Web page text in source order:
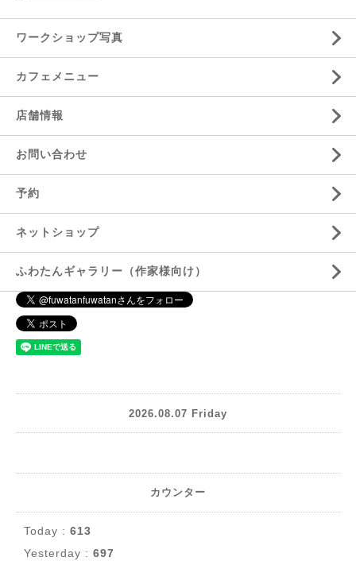
ワークショップ写真
カフェメニュー
店舗情報
お問い合わせ
予約
ネットショップ
ふわたんギャラリー（作家様向け）
2026.08.07 Friday
カウンター
Today : 613
Yesterday : 697